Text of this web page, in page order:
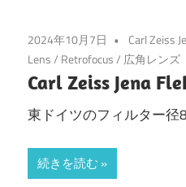
2024年10月7日 Carl Zeiss
Lens/ Retrofocus/ 広角レンズ
Carl Zeiss Jena
東ドイツのフィルター径
続きを読む